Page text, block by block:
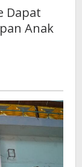
Dapat
Anak